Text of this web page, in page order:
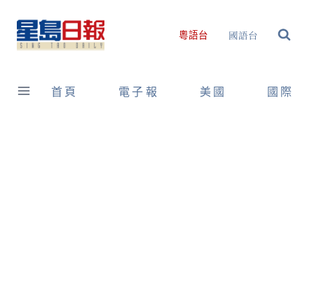
content
粵語台 國語台
首頁 電子報 美國 國際